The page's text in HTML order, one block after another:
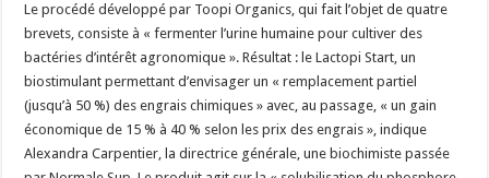
Le procédé développé par Toopi Organics, qui fait l’objet de quatre
brevets, consiste à « fermenter l’urine humaine pour cultiver des
bactéries d’intérêt agronomique ». Résultat : le Lactopi Start, un
biostimulant permettant d’envisager un « remplacement partiel
(jusqu’à 50 %) des engrais chimiques » avec, au passage, « un gain
économique de 15 % à 40 % selon les prix des engrais », indique
Alexandra Carpentier, la directrice générale, une biochimiste passée